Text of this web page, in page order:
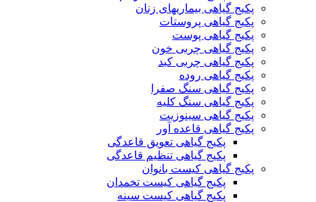
پکیج گیاهی بیماریهای زنان
پکیج گیاهی پروستات
پکیج گیاهی پوست
پکیج گیاهی چربی خون
پکیج گیاهی چربی کبد
پکیج گیاهی روده
پکیج گیاهی سنگ صفرا
پکیج گیاهی سنگ کلیه
پکیج گیاهی سینوزیت
پکیج گیاهی قاعده آور
پکیج گیاهی تعویق قاعدگی
پکیج گیاهی تنظیم قاعدگی
پکیج گیاهی کیست بانوان
پکیج گیاهی کیست تخمدان
پکیج گیاهی کیست سینه